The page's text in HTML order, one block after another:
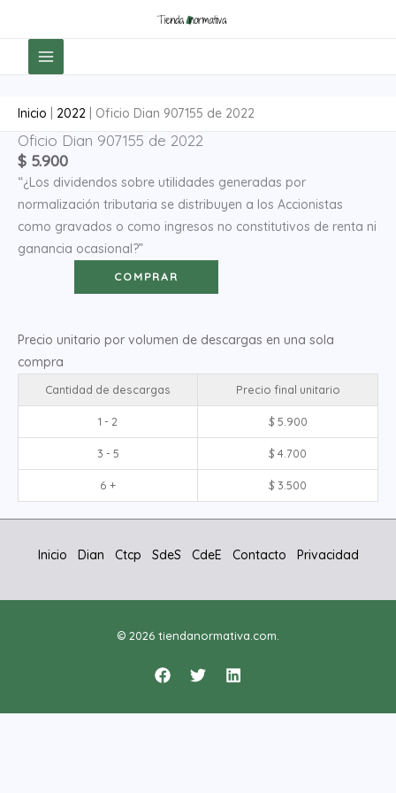
contenido
Inicio 2022 Oficio Dian 907155 de 2022
Oficio Dian 907155 de 2022
$ 5.900
“¿Los dividendos sobre utilidades generadas por
normalización tributaria se distribuyen a los Accionistas
como gravados o como ingresos no constitutivos de renta ni
ganancia ocasional?”
Oficio
Dian
907155
de
2022
cantidad
COMPRAR
Precio unitario por volumen de descargas en una sola
compra
Cantidad de descargas Precio final unitario
1 - 2 $5.900
3 - 5 $4.700
6 + $3.500
Inicio Dian Ctcp SdeS CdeE Contacto Privacidad
© 2026 tiendanormativa.com.